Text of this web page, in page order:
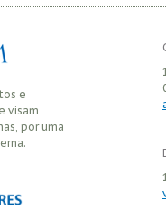
e
visam
por uma